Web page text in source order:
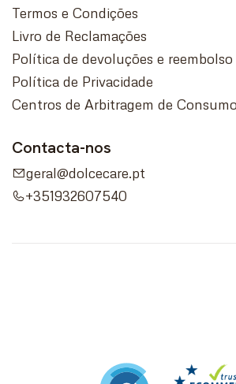
Termos e Condições
Livro de Reclamações
Política de devoluções e reembolso
Política de Privacidade
Centros de Arbitragem de Consumo
Contacta-nos
geral@dolcecare.pt
+351932607540